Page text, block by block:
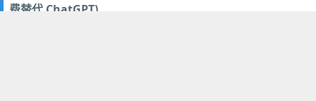
费替代 ChatGPT)